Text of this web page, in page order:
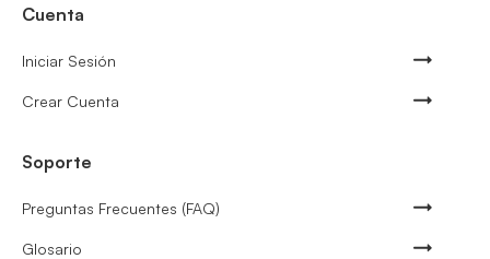
Cuenta
Iniciar Sesión
Crear Cuenta
Soporte
Preguntas Frecuentes (FAQ)
Glosario